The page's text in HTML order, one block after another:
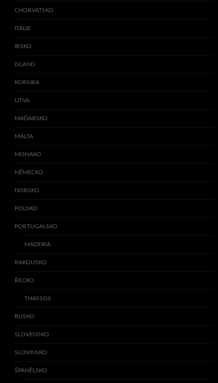
CHORVATSKO
ITÁLIE
IRSKO
ISLAND
KORSIKA
LITVA
MAĎARSKO
MALTA
MONAKO
NĚMECKO
NORSKO
POLSKO
PORTUGALSKO
MADEIRA
RAKOUSKO
ŘECKO
THASSOS
RUSKO
SLOVENSKO
SLOVINSKO
ŠPANĚLSKO